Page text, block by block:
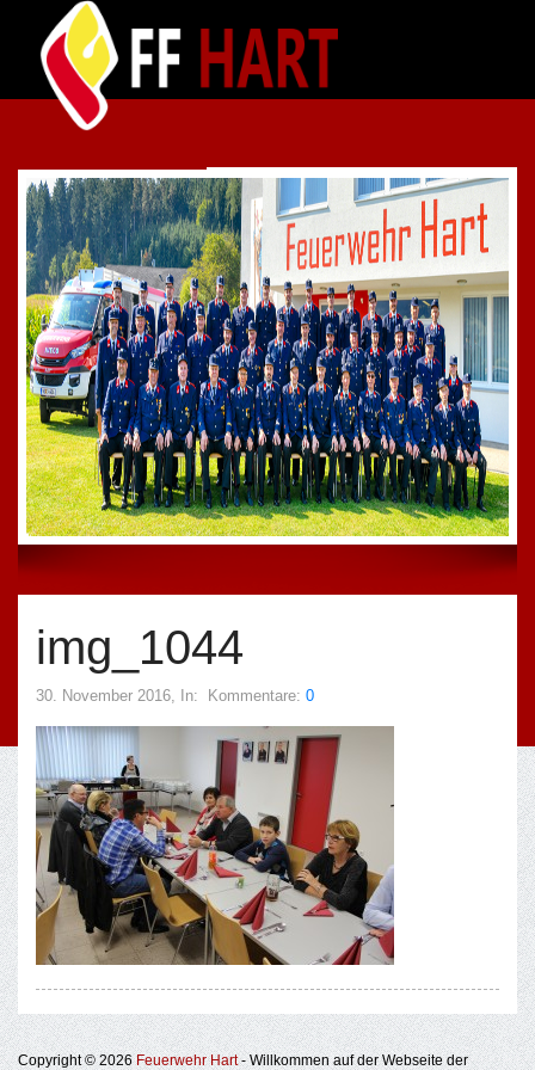
img_1044
30. November 2016, In: Kommentare: 0
Copyright © 2026Feuerwehr Hart- Willkommen auf der Webseite der